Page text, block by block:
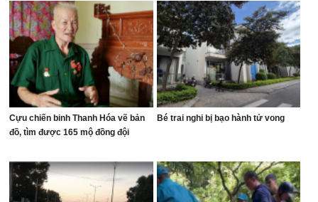
Cựu chiến binh Thanh Hóa vẽ bản
đồ, tìm được 165 mộ đồng đội
Bé trai nghi bị bạo hành tử vong